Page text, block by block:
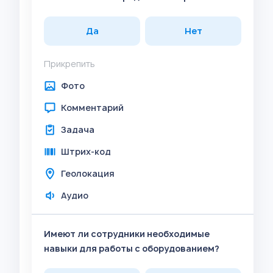
Да Нет
Прикрепить
Фото
Комментарий
Задача
Штрих-код
Геолокация
Аудио
Имеют ли сотрудники необходимые
навыки для работы с оборудованием?